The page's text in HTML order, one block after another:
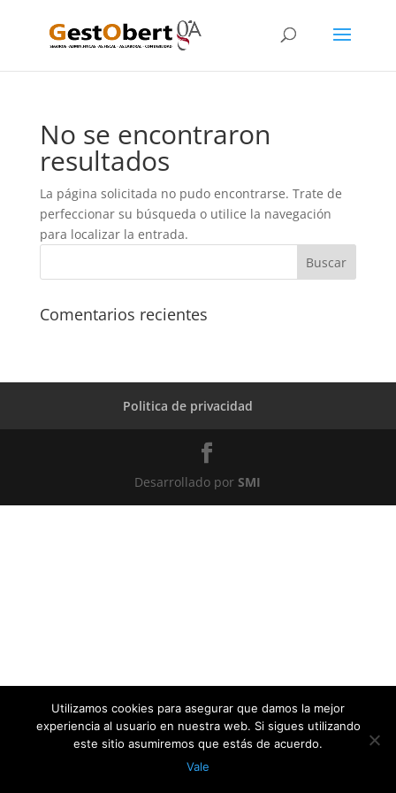
No se encontraron
resultados
La página solicitada no pudo encontrarse. Trate de
perfeccionar su búsqueda o utilice la navegación
para localizar la entrada.
Comentarios recientes
Politica de privacidad
Desarrollado porSMI
Utilizamos cookies para asegurar que damos la mejor
experiencia al usuario en nuestra web. Si sigues utilizando
este sitio asumiremos que estás de acuerdo.
Vale